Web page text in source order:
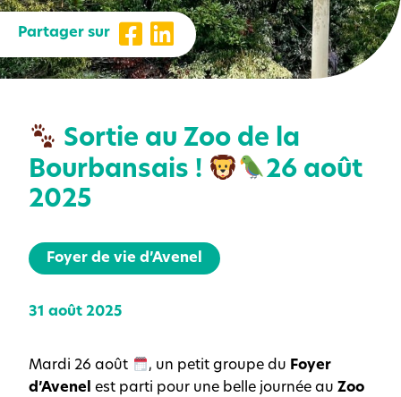
Partager sur
Sortie au Zoo de la
Bourbansais !
26 août
2025
Foyer de vie d’Avenel
31 août 2025
Mardi 26 août , un petit groupe du Foyer
d’Avenel est parti pour une belle journée auZoo